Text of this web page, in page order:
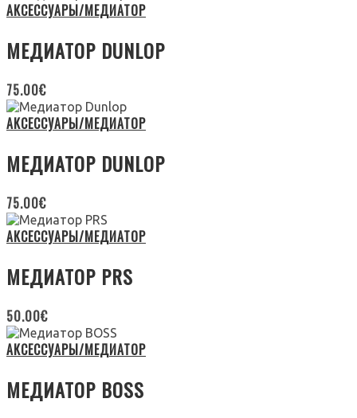
АКСЕССУАРЫ/МЕДИАТОР
МЕДИАТОР DUNLOP
75.00€
АКСЕССУАРЫ/МЕДИАТОР
МЕДИАТОР DUNLOP
75.00€
АКСЕССУАРЫ/МЕДИАТОР
МЕДИАТОР PRS
50.00€
АКСЕССУАРЫ/МЕДИАТОР
МЕДИАТОР BOSS